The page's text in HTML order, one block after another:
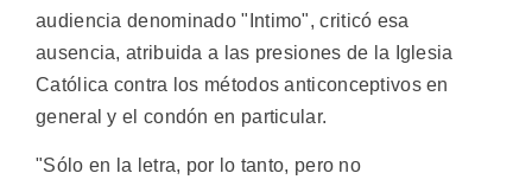
audiencia denominado "Intimo", criticó esa
ausencia, atribuida a las presiones de la Iglesia
Católica contra los métodos anticonceptivos en
general y el condón en particular.
"Sólo en la letra, por lo tanto, pero no